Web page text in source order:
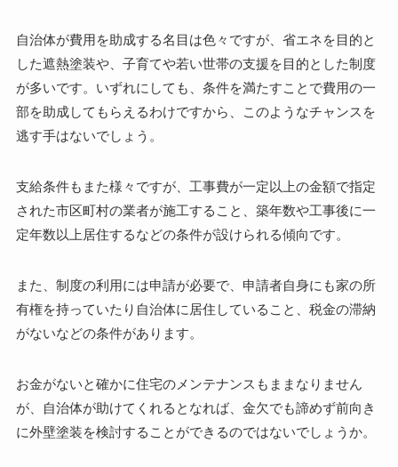
自治体が費用を助成する名目は色々ですが、省エネを目的と
した遮熱塗装や、子育てや若い世帯の支援を目的とした制度
が多いです。いずれにしても、条件を満たすことで費用の一
部を助成してもらえるわけですから、このようなチャンスを
逃す手はないでしょう。
支給条件もまた様々ですが、工事費が一定以上の金額で指定
された市区町村の業者が施工すること、築年数や工事後に一
定年数以上居住するなどの条件が設けられる傾向です。
また、制度の利用には申請が必要で、申請者自身にも家の所
有権を持っていたり自治体に居住していること、税金の滞納
がないなどの条件があります。
お金がないと確かに住宅のメンテナンスもままなりません
が、自治体が助けてくれるとなれば、金欠でも諦めず前向き
に外壁塗装を検討することができるのではないでしょうか。